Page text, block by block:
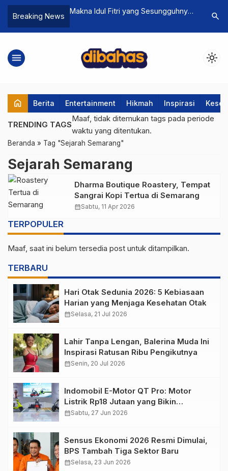
Breaking News
Haji dan Umrah
Makna Idul Fitri yang Sesungguhnya:
Ustadz Adi Hidayat
Listrik
search
menu light_mode
home Berita Entertainment Hikmah Inspirasi
TRENDING TAGS
Maaf, tidak ditemukan tags pada periode
waktu yang ditentukan.
Beranda » Tag "Sejarah Semarang"
Sejarah Semarang
Dharma Boutique Roastery, Tempat
Sangrai Kopi Tertua di Semarang
calendar_monthSabtu, 11 Apr 2026
TERPOPULER
Maaf, saat ini belum tersedia post untuk ditampilkan.
TERBARU
Hari Otak Sedunia 2026: 5 Kebiasaan
Harian yang Menjaga Kesehatan Otak
calendar_monthSelasa, 21 Jul 2026
Lahir Tanpa Lengan, Balerina Muda Ini
Inspirasi Ratusan Ribu Pengikutnya
calendar_monthSenin, 20 Jul 2026
Indomobil E-Motor QT Pro: Motor
Listrik Rp18 Jutaan yang Bikin
Penasaran
calendar_monthSabtu, 27 Jun 2026
Sensus Ekonomi 2026 Resmi Dimulai,
BPS Tambah Tiga Sektor Baru
calendar_monthSelasa, 23 Jun 2026